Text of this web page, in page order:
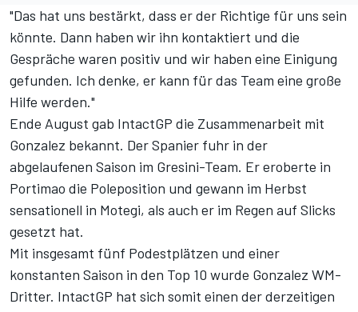
"Das hat uns bestärkt, dass er der Richtige für uns sein
könnte. Dann haben wir ihn kontaktiert und die
Gespräche waren positiv und wir haben eine Einigung
gefunden. Ich denke, er kann für das Team eine große
Hilfe werden."
Ende August gab IntactGP die Zusammenarbeit mit
Gonzalez bekannt. Der Spanier fuhr in der
abgelaufenen Saison im Gresini-Team. Er eroberte in
Portimao die Poleposition und gewann im Herbst
sensationell in Motegi, als auch er im Regen auf Slicks
gesetzt hat.
Mit insgesamt fünf Podestplätzen und einer
konstanten Saison in den Top 10 wurde Gonzalez WM-
Dritter. IntactGP hat sich somit einen der derzeitigen